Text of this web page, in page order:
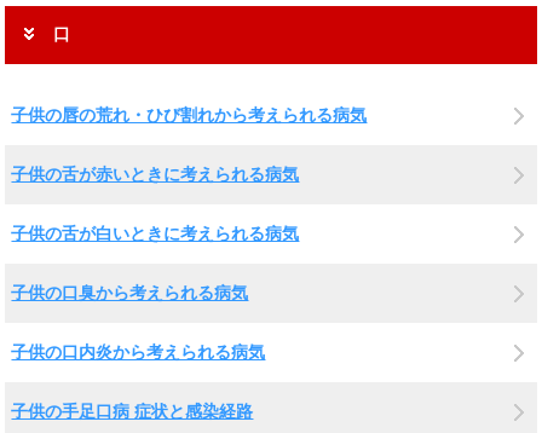
口
子供の唇の荒れ・ひび割れから考えられる病気
子供の舌が赤いときに考えられる病気
子供の舌が白いときに考えられる病気
子供の口臭から考えられる病気
子供の口内炎から考えられる病気
子供の手足口病 症状と感染経路